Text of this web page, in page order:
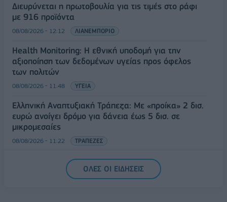
Διευρύνεται η πρωτοβουλία για τις τιμές στο ράφι
με 916 προϊόντα
08/08/2026 - 12:12 ΛΙΑΝΕΜΠΟΡΙΟ
Health Monitoring: Η εθνική υποδομή για την
αξιοποίηση των δεδομένων υγείας προς όφελος
των πολιτών
08/08/2026 - 11:48 ΥΓΕΙΑ
Ελληνική Αναπτυξιακή Τράπεζα: Με «προίκα» 2 δισ.
ευρώ ανοίγει δρόμο για δάνεια έως 5 δισ. σε
μικρομεσαίες
08/08/2026 - 11:22 ΤΡΑΠΕΖΕΣ
5G παντού, 6G στον ορίζοντα: Πού βρίσκεται η
Ελλάδα στη μεγάλη τεχνολογική μετάβαση
ΟΛΕΣ ΟΙ ΕΙΔΗΣΕΙΣ